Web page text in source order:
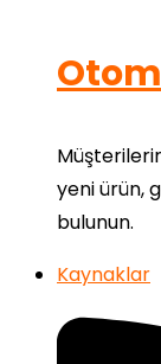
yeni ürün,
bulunun.
Kaynaklar